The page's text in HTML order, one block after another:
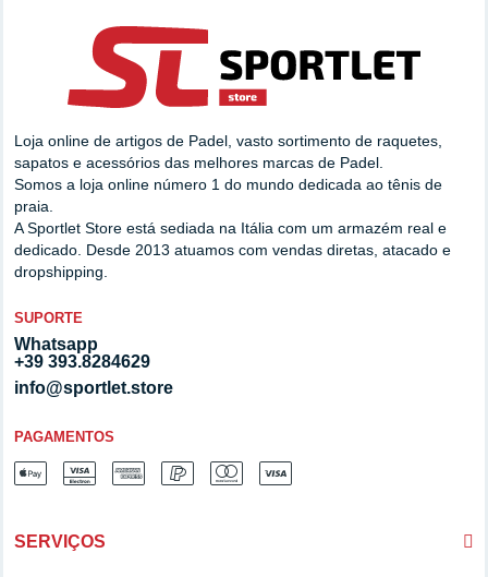
Loja online de artigos de Padel, vasto sortimento de raquetes,
sapatos e acessórios das melhores marcas de Padel.
Somos a loja online número 1 do mundo dedicada ao tênis de
praia.
A Sportlet Store está sediada na Itália com um armazém real e
dedicado. Desde 2013 atuamos com vendas diretas, atacado e
dropshipping.
SUPORTE
Whatsapp
+39 393.8284629
info@sportlet.store
PAGAMENTOS
SERVIÇOS